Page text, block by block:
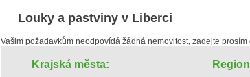
Louky a pastviny v Liberci
Vašim požadavkům neodpovídá žádná nemovitost, zadejte
Krajská města: